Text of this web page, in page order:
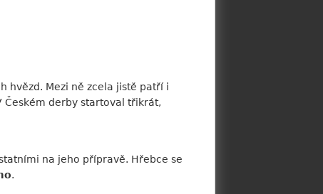
hvězd. Mezi ně zcela jistě patří i
Českém derby startoval třikrát,
na jeho přípravě. Hřebce se
.